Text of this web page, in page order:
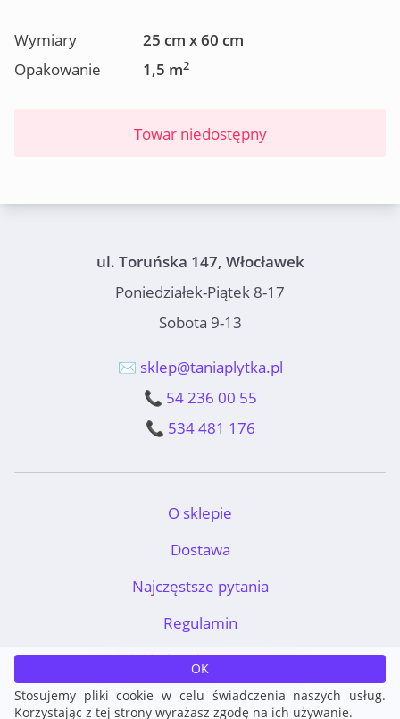
Wymiary
25 cm x 60 cm
Opakowanie
1,5 m2
Towar niedostępny
ul. Toruńska 147, Włocławek
Poniedziałek-Piątek 8-17
Sobota 9-13
✉️ sklep@taniaplytka.pl
📞 54 236 00 55
📞 534 481 176
O sklepie
Dostawa
Najczęstsze pytania
Regulamin
TaniaPłytka.pl © 2011-2026
Stosujemy pliki cookie w celu świadczenia naszych usług.
Korzystając z tej strony wyrażasz zgodę na ich używanie.
OK